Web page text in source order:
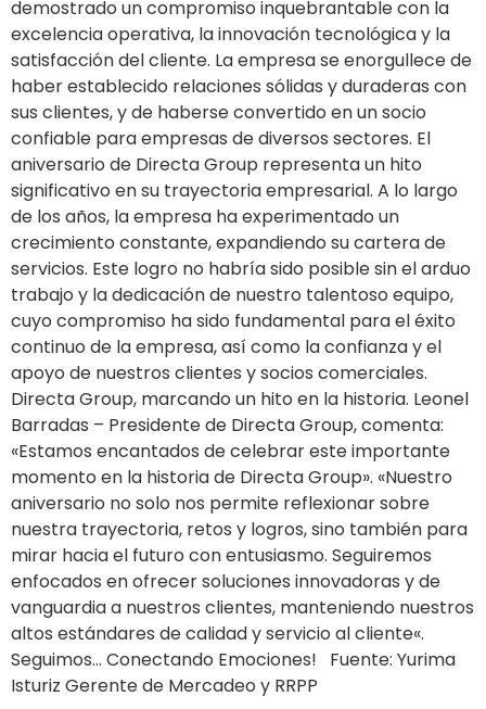
demostrado un compromiso inquebrantable con la
excelencia operativa, la innovación tecnológica y la
satisfacción del cliente. La empresa se enorgullece de
haber establecido relaciones sólidas y duraderas con
sus clientes, y de haberse convertido en un socio
confiable para empresas de diversos sectores. El
aniversario de Directa Group representa un hito
significativo en su trayectoria empresarial. A lo largo
de los años, la empresa ha experimentado un
crecimiento constante, expandiendo su cartera de
servicios. Este logro no habría sido posible sin el arduo
trabajo y la dedicación de nuestro talentoso equipo,
cuyo compromiso ha sido fundamental para el éxito
continuo de la empresa, así como la confianza y el
apoyo de nuestros clientes y socios comerciales.
Directa Group, marcando un hito en la historia. Leonel
Barradas – Presidente de Directa Group, comenta:
«Estamos encantados de celebrar este importante
momento en la historia de Directa Group». «Nuestro
aniversario no solo nos permite reflexionar sobre
nuestra trayectoria, retos y logros, sino también para
mirar hacia el futuro con entusiasmo. Seguiremos
enfocados en ofrecer soluciones innovadoras y de
vanguardia a nuestros clientes, manteniendo nuestros
altos estándares de calidad y servicio al cliente«.
Seguimos… Conectando Emociones! Fuente: Yurima
Isturiz Gerente de Mercadeo y RRPP